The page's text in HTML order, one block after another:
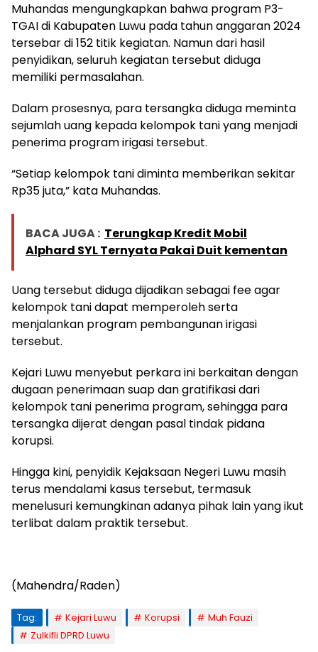
Muhandas mengungkapkan bahwa program P3-
TGAI di Kabupaten Luwu pada tahun anggaran 2024
tersebar di 152 titik kegiatan. Namun dari hasil
penyidikan, seluruh kegiatan tersebut diduga
memiliki permasalahan.
Dalam prosesnya, para tersangka diduga meminta
sejumlah uang kepada kelompok tani yang menjadi
penerima program irigasi tersebut.
“Setiap kelompok tani diminta memberikan sekitar
Rp35 juta,” kata Muhandas.
BACA JUGA : Terungkap Kredit Mobil
Alphard SYL Ternyata Pakai Duit kementan
Uang tersebut diduga dijadikan sebagai fee agar
kelompok tani dapat memperoleh serta
menjalankan program pembangunan irigasi
tersebut.
Kejari Luwu menyebut perkara ini berkaitan dengan
dugaan penerimaan suap dan gratifikasi dari
kelompok tani penerima program, sehingga para
tersangka dijerat dengan pasal tindak pidana
korupsi.
Hingga kini, penyidik Kejaksaan Negeri Luwu masih
terus mendalami kasus tersebut, termasuk
menelusuri kemungkinan adanya pihak lain yang ikut
terlibat dalam praktik tersebut.
(Mahendra/Raden)
Tag: Kejari Luwu Korupsi
Muh Fauzi
Zulkifli DPRD Luwu